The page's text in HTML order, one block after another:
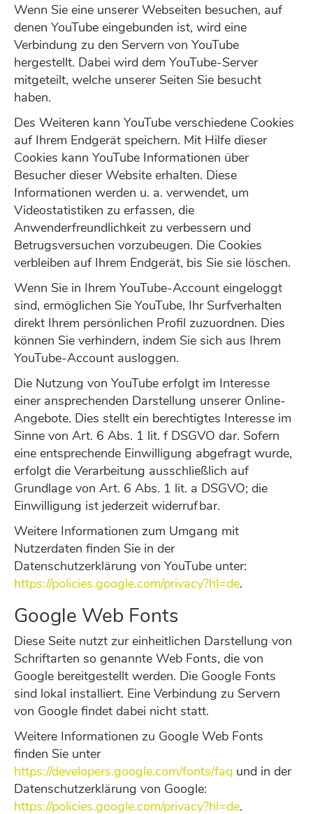
Wenn Sie eine unserer Webseiten besuchen, auf
denen YouTube eingebunden ist, wird eine
Verbindung zu den Servern von YouTube
hergestellt. Dabei wird dem YouTube-Server
mitgeteilt, welche unserer Seiten Sie besucht
haben.
Des Weiteren kann YouTube verschiedene Cookies
auf Ihrem Endgerät speichern. Mit Hilfe dieser
Cookies kann YouTube Informationen über
Besucher dieser Website erhalten. Diese
Informationen werden u. a. verwendet, um
Videostatistiken zu erfassen, die
Anwenderfreundlichkeit zu verbessern und
Betrugsversuchen vorzubeugen. Die Cookies
verbleiben auf Ihrem Endgerät, bis Sie sie löschen.
Wenn Sie in Ihrem YouTube-Account eingeloggt
sind, ermöglichen Sie YouTube, Ihr Surfverhalten
direkt Ihrem persönlichen Profil zuzuordnen. Dies
können Sie verhindern, indem Sie sich aus Ihrem
YouTube-Account ausloggen.
Die Nutzung von YouTube erfolgt im Interesse
einer ansprechenden Darstellung unserer Online-
Angebote. Dies stellt ein berechtigtes Interesse im
Sinne von Art. 6 Abs. 1 lit. f DSGVO dar. Sofern
eine entsprechende Einwilligung abgefragt wurde,
erfolgt die Verarbeitung ausschließlich auf
Grundlage von Art. 6 Abs. 1 lit. a DSGVO; die
Einwilligung ist jederzeit widerrufbar.
Weitere Informationen zum Umgang mit
Nutzerdaten finden Sie in der
Datenschutzerklärung von YouTube unter:
https://policies.google.com/privacy?hl=de.
Google Web Fonts
Diese Seite nutzt zur einheitlichen Darstellung von
Schriftarten so genannte Web Fonts, die von
Google bereitgestellt werden. Die Google Fonts
sind lokal installiert. Eine Verbindung zu Servern
von Google findet dabei nicht statt.
Weitere Informationen zu Google Web Fonts
finden Sie unter
https://developers.google.com/fonts/faq und in der
Datenschutzerklärung von Google:
https://policies.google.com/privacy?hl=de.